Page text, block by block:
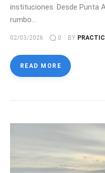
instituciones. Desde Punta
rumbo…
02/03/2026 0 BY
READ MORE